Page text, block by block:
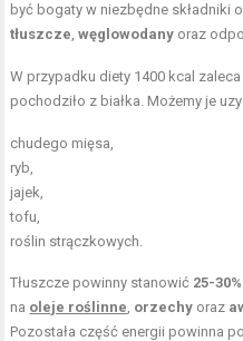
być bogaty w niezbędne składniki
tłuszcze,węglowodany oraz
W przypadku diety 1400 kcal zaleca
pochodziło z białka. Możemy je
chudego mięsa,
ryb,
jajek,
tofu,
roślin strączkowych.
Tłuszcze powinny stanowić 25-30%
na oleje roślinne, orzechy oraz
Pozostała część energii powinna